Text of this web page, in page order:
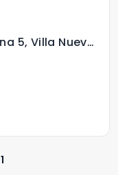
Apartamento en Venta en Zona 5, Villa Nueva Guatemala
1